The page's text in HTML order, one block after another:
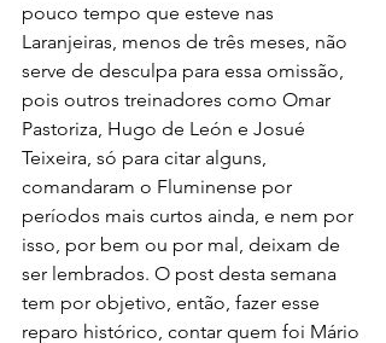
pouco tempo que esteve nas
Laranjeiras, menos de três meses, não
serve de desculpa para essa omissão,
pois outros treinadores como Omar
Pastoriza, Hugo de León e Josué
Teixeira, só para citar alguns,
comandaram o Fluminense por
períodos mais curtos ainda, e nem por
isso, por bem ou por mal, deixam de
ser lembrados. O post desta semana
tem por objetivo, então, fazer esse
reparo histórico, contar quem foi Mário